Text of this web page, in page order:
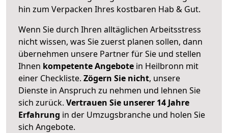
hin zum Verpacken Ihres kostbaren Hab & Gut.
Wenn Sie durch Ihren alltäglichen Arbeitsstress
nicht wissen, was Sie zuerst planen sollen, dann
übernehmen unsere Partner für Sie und stellen
Ihnen kompetente Angebote in Heilbronn mit
einer Checkliste. Zögern Sie nicht, unsere
Dienste in Anspruch zu nehmen und lehnen Sie
sich zurück. Vertrauen Sie unserer 14 Jahre
Erfahrung in der Umzugsbranche und holen Sie
sich Angebote.